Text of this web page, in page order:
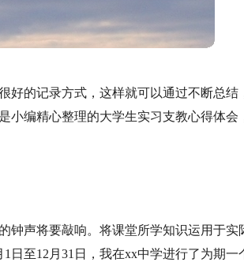
好的记录方式，这样就可以通过不断总结
小编精心整理的大学生实习支教心得体会
钟声将要敲响。将课堂所学知识运用于实
日至12月31日，我在xx中学进行了为期一